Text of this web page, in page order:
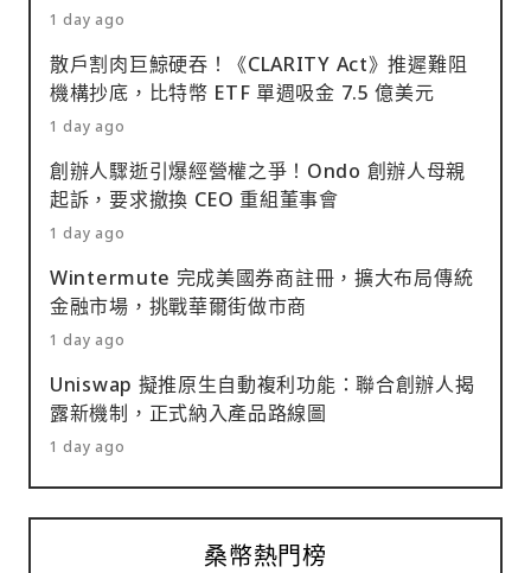
1 day ago
散戶割肉巨鯨硬吞！《CLARITY Act》推遲難阻
機構抄底，比特幣 ETF 單週吸金 7.5 億美元
1 day ago
創辦人驟逝引爆經營權之爭！Ondo 創辦人母親
起訴，要求撤換 CEO 重組董事會
1 day ago
Wintermute 完成美國券商註冊，擴大布局傳統
金融市場，挑戰華爾街做市商
1 day ago
Uniswap 擬推原生自動複利功能：聯合創辦人揭
露新機制，正式納入產品路線圖
1 day ago
桑幣熱門榜